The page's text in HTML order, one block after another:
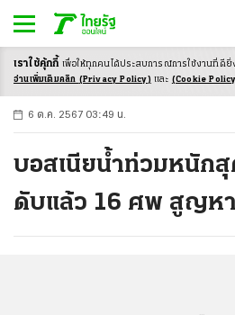
-ก ก ก+
6 ต.ค. 2567 03:49 น.
บอสเนียน้ำท่วมหนัก
ดับแล้ว 16 ศพ สูญห
เราใช้คุ้กกี้ เพื่อให้ทุกคนได้ประสบการณ์การใช้งานที่ดียิ่
อ่านเพิ่มเติมคลิก (Privacy Policy) และ (Cookie